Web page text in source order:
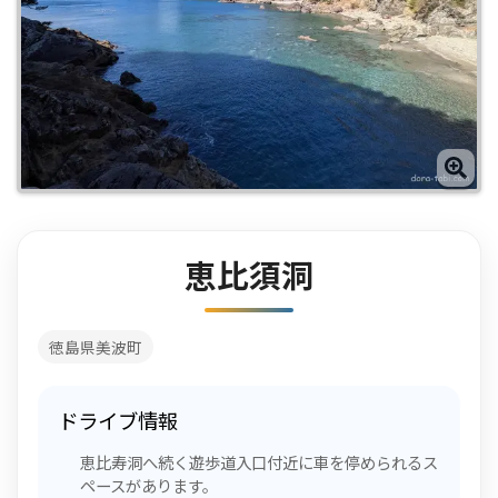
恵比須洞
徳島県美波町
ドライブ情報
恵比寿洞へ続く遊歩道入口付近に車を停められるス
ペースがあります。